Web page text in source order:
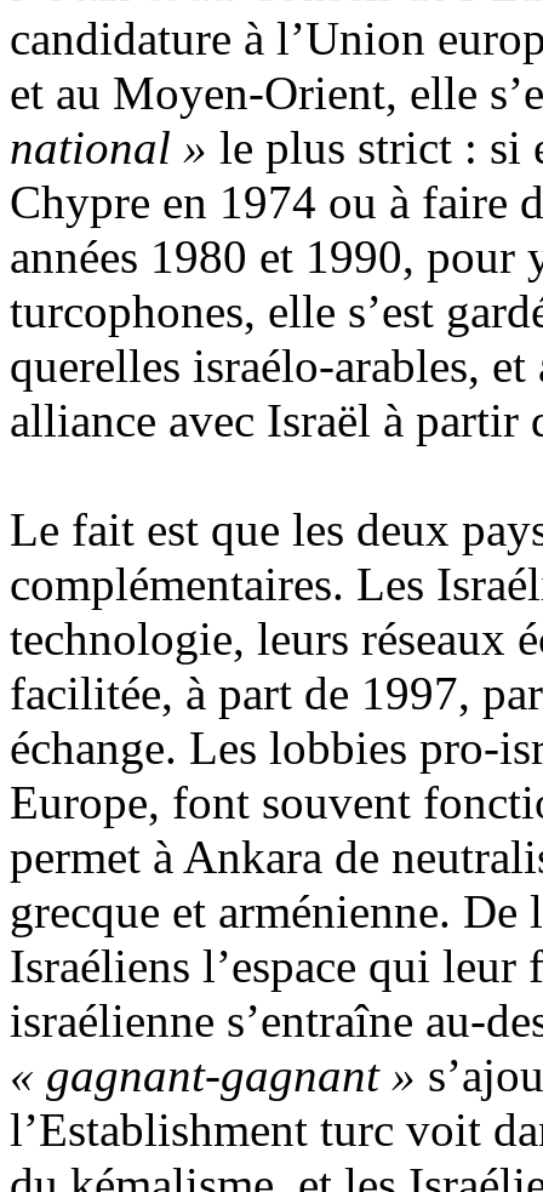
candidature à l’Union
et au Moyen-Orient, elle
national » le plus strict : si
Chypre en 1974 ou à faire
années 1980 et 1990, pour
turcophones, elle s’est
querelles israélo-arables, et
alliance avec Israël à partir
Le fait est que les deux
complémentaires. Les
technologie, leurs réseaux
facilitée, à part de 1997,
échange. Les lobbies pro-
Europe, font souvent
permet à Ankara de
grecque et arménienne.
Israéliens l’espace qui
israélienne s’entraîne au-
« gagnant-gagnant »
l’Establishment turc voit